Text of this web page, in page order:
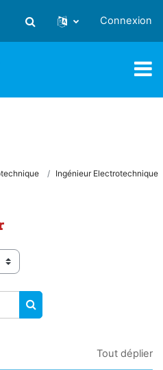
Activer/désactiver la saisie
Connexion
Ingénieur Electrotechnique
RECHERCHER DES
Tout déplier